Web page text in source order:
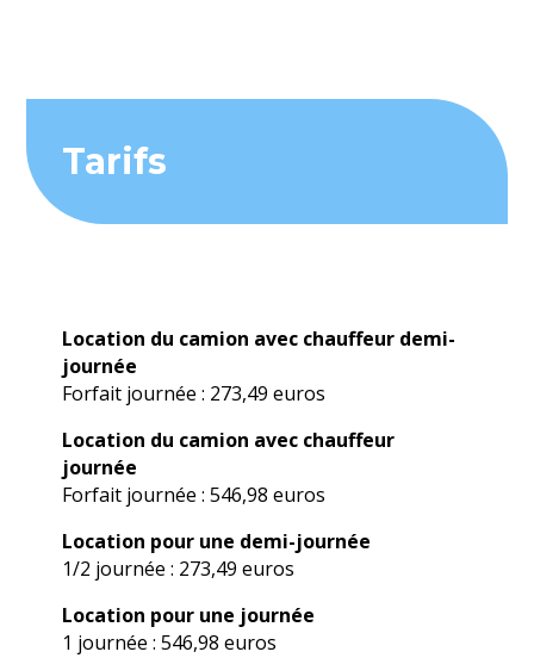
Tarifs
Location du camion avec chauffeur demi-
journée
Forfait journée : 273,49 euros
Location du camion avec chauffeur
journée
Forfait journée : 546,98 euros
Location pour une demi-journée
1/2 journée : 273,49 euros
Location pour une journée
1 journée : 546,98 euros